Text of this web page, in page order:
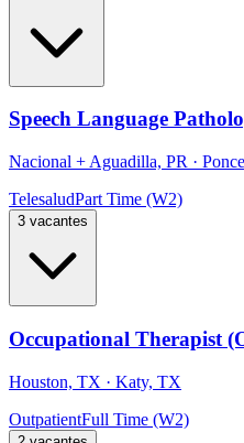
Speech Language
Nacional + Aguadilla, PR ·
TelesaludPart Time (W2)
3 vacantes
Occupational Therapist
Houston, TX · Katy, TX
OutpatientFull Time (W2)